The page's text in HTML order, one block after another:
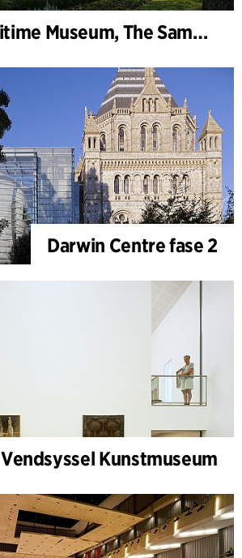
National Maritime Museum, The Sammy Ofer Wing
Darwin Centre fase 2
Vendsyssel Kunstmuseum